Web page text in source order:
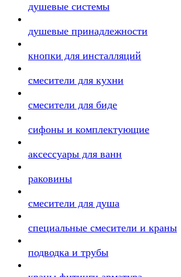
душевые системы
душевые принадлежности
кнопки для инсталляций
смесители для кухни
смесители для биде
сифоны и комплектующие
аксессуары для ванн
раковины
смесители для душа
специальные смесители и краны
подводка и трубы